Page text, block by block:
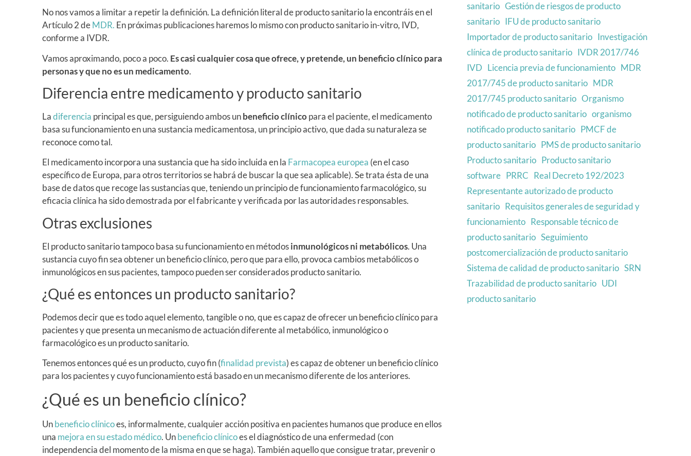
No nos vamos a limitar a repetir la definición. La definición literal de producto sanitario la encontráis en el
Artículo 2 deMDR. En próximas publicaciones haremos lo mismo con producto sanitario in-vitro, IVD,
conforme a IVDR.
Vamos aproximando, poco a poco. Es casi cualquier cosa que ofrece, y pretende, un beneficio clínico para
personas y que no es un medicamento.
Diferencia entre medicamento y producto sanitario
Ladiferencia principal es que, persiguiendo ambos unbeneficio clínico para el paciente, el medicamento
basa su funcionamiento en una sustancia medicamentosa, un principio activo, que dada su naturaleza se
reconoce como tal.
El medicamento incorpora una sustancia que ha sido incluida en la Farmacopea europea (en el caso
específico de Europa, para otros territorios se habrá de buscar la que sea aplicable). Se trata ésta de una
base de datos que recoge las sustancias que, teniendo un principio de funcionamiento farmacológico, su
eficacia clínica ha sido demostrada por el fabricante y verificada por las autoridades responsables.
Otras exclusiones
El producto sanitario tampoco basa su funcionamiento en métodosinmunológicos ni metabólicos. Una
sustancia cuyo fin sea obtener un beneficio clínico, pero que para ello, provoca cambios metabólicos o
inmunológicos en sus pacientes, tampoco pueden ser considerados producto sanitario.
¿Qué es entonces un producto sanitario?
Podemos decir que es todo aquel elemento, tangible o no, que es capaz de ofrecer un beneficio clínico para
pacientes y que presenta un mecanismo de actuación diferente al metabólico, inmunológico o
farmacológico es un producto sanitario.
Tenemos entonces qué es un producto, cuyo fin (finalidad prevista) es capaz de obtener un beneficio clínico
para los pacientes y cuyo funcionamiento está basado en un mecanismo diferente de los anteriores.
¿Qué es un beneficio clínico?
Unbeneficio clínicoes, informalmente, cualquier acción positiva en pacientes humanos que produce en ellos
una mejora en su estado médico. Unbeneficio clínicoes el diagnóstico de una enfermedad (con
independencia del momento de la misma en que se haga). También aquello que consigue tratar, prevenir o
sanitario Gestión de riesgos de producto
sanitario IFU de producto sanitario
Importador de producto sanitario Investigación
clínica de producto sanitario IVDR 2017/746
IVD Licencia previa de funcionamiento MDR
2017/745 de producto sanitario MDR
2017/745 producto sanitario Organismo
notificado de producto sanitario organismo
notificado producto sanitario PMCF de
producto sanitario PMS de producto sanitario
Producto sanitario Producto sanitario
software PRRC Real Decreto 192/2023
Representante autorizado de producto
sanitario Requisitos generales de seguridad y
funcionamiento Responsable técnico de
producto sanitario Seguimiento
postcomercialización de producto sanitario
Sistema de calidad de producto sanitario SRN
Trazabilidad de producto sanitario UDI
producto sanitario